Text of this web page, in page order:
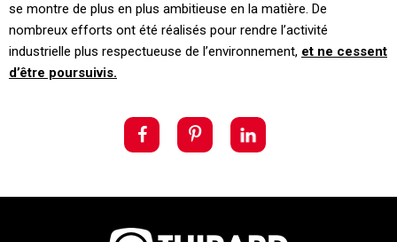
se montre de plus en plus ambitieuse en la matière. De
nombreux efforts ont été réalisés pour rendre l’activité
industrielle plus respectueuse de l’environnement, et ne cessent
d’être poursuivis.